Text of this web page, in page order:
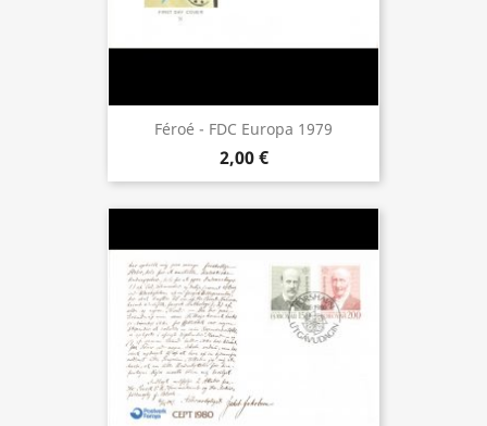
Féroé - FDC Europa 1979
2,00 €